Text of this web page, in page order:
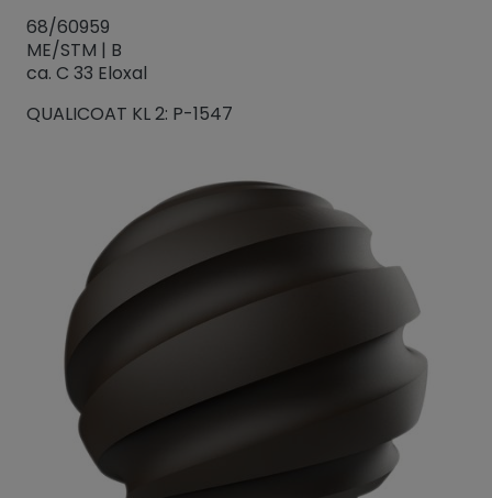
68/60959
ME/STM | B
ca. C 33 Eloxal
QUALICOAT KL 2: P-1547